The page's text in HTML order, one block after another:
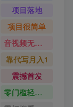
项目落地
项目很简单
音视频无损切割剪辑神器
靠代写月入1
震撼首发
零门槛轻资产创业